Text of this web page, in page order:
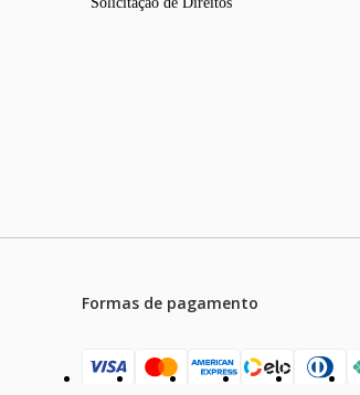
Formas de pagamento